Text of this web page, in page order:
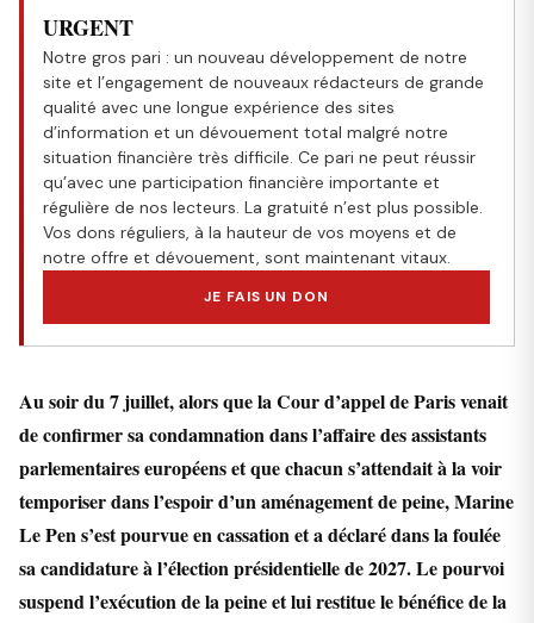
URGENT
Notre gros pari : un nouveau développement de notre
site et l’engagement de nouveaux rédacteurs de grande
qualité avec une longue expérience des sites
d’information et un dévouement total malgré notre
situation financière très difficile. Ce pari ne peut réussir
qu’avec une participation financière importante et
régulière de nos lecteurs. La gratuité n’est plus possible.
Vos dons réguliers, à la hauteur de vos moyens et de
notre offre et dévouement, sont maintenant vitaux.
JE FAIS UN DON
Au soir du 7 juillet, alors que la Cour d’appel de Paris venait
de confirmer sa condamnation dans l’affaire des assistants
parlementaires européens et que chacun s’attendait à la voir
temporiser dans l’espoir d’un aménagement de peine, Marine
Le Pen s’est pourvue en cassation et a déclaré dans la foulée
sa candidature à l’élection présidentielle de 2027. Le pourvoi
suspend l’exécution de la peine et lui restitue le bénéfice de la